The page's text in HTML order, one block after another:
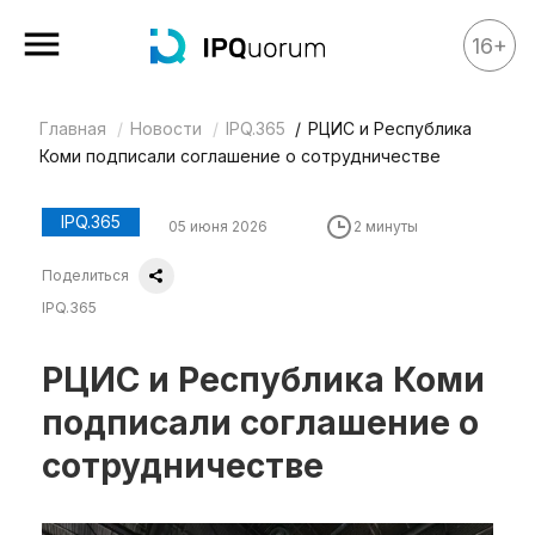
Все материалы
Аналитика
Legal review
События
IP Stories
Квиз
О нас
16+
Главная Новости IPQ.365
РЦИС и Республика
Коми подписали соглашение о сотрудничестве
IPQ.365 05 июня 2026 2 минуты
Поделиться
IPQ.365
РЦИС и Республика Коми
подписали соглашение о
сотрудничестве